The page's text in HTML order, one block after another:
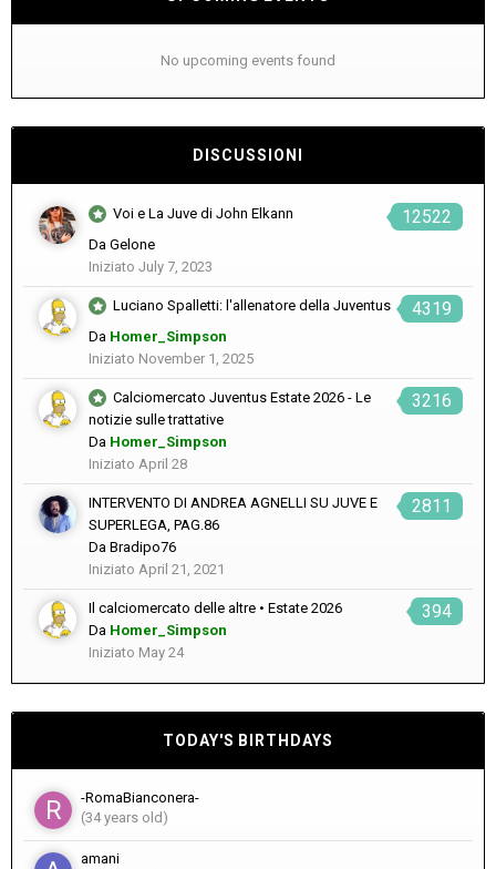
No upcoming events found
DISCUSSIONI
12522
Voi e La Juve di John Elkann
Da Gelone
Iniziato July 7, 2023
4319
Luciano Spalletti: l'allenatore della Juventus
Da Homer_Simpson
Iniziato November 1, 2025
3216
Calciomercato Juventus Estate 2026 - Le
notizie sulle trattative
Da Homer_Simpson
Iniziato April 28
2811
INTERVENTO DI ANDREA AGNELLI SU JUVE E
SUPERLEGA, PAG.86
Da Bradipo76
Iniziato April 21, 2021
394
Il calciomercato delle altre • Estate 2026
Da Homer_Simpson
Iniziato May 24
TODAY'S BIRTHDAYS
-RomaBianconera-
(34 years old)
amani